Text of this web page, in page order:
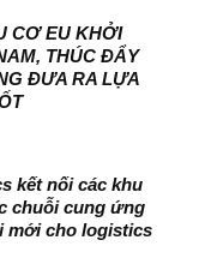
CƠ EU KHỞI
THÚC ĐẨY
ĐƯA RA LỰA
kết nối các khu
chuỗi cung ứng
mới cho logistics